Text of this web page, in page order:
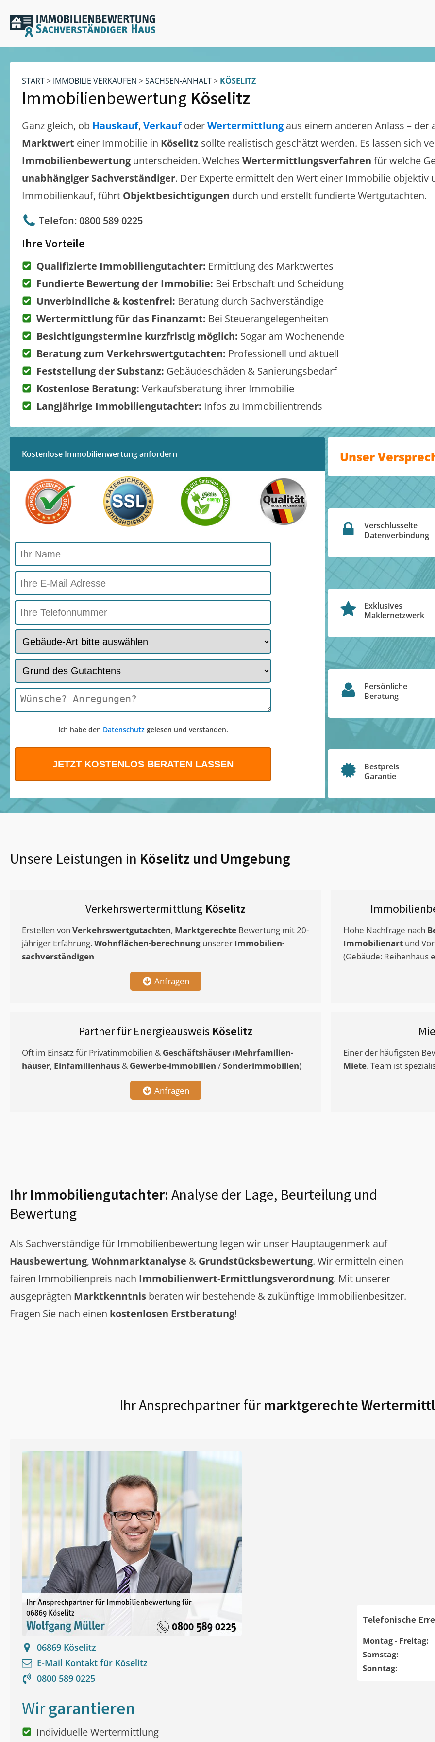
START> IMMOBILIE VERKAUFEN >SACHSEN-ANHALT> KÖSELITZ
Immobilienbewertung Köselitz
Ganz gleich, ob Hauskauf, VerkaufoderWertermittlung aus einem anderen Anlass – der
Marktwert einer Immobilie in Köselitz sollte realistisch geschätzt werden. Es lassen sich
Immobilienbewertung unterscheiden. Welches Wertermittlungsverfahren für welche
unabhängiger Sachverständiger. Der Experte ermittelt den Wert einer Immobilie objektiv
Immobilienkauf, führt Objektbesichtigungen durch und erstellt fundierte Wertgutachten.
Telefon: 0800 589 0225
Ihre Vorteile
Qualifizierte Immobiliengutachter: Ermittlung des Marktwertes
Fundierte Bewertung der Immobilie: Bei Erbschaft und Scheidung
Unverbindliche & kostenfrei: Beratung durch Sachverständige
Wertermittlung für das Finanzamt: Bei Steuerangelegenheiten
Besichtigungstermine kurzfristig möglich: Sogar am Wochenende
Beratung zum Verkehrswertgutachten: Professionell und aktuell
Feststellung der Substanz: Gebäudeschäden & Sanierungsbedarf
Kostenlose Beratung: Verkaufsberatung ihrer Immobilie
Langjährige Immobiliengutachter: Infos zu Immobilientrends
Kostenlose Immobilienwertung anfordern
Ich habe den Datenschutzgelesen und verstanden.
Unser
Verschlüsselte
Datenverbindung
Exklusives
Maklernetzwerk
Persönliche
Beratung
Bestpreis
Garantie
Unsere Leistungen in Köselitz und Umgebung
Verkehrswertermittlung Köselitz
Erstellen von Verkehrswertgutachten, Marktgerechte Bewertung mit 20-
jähriger Erfahrung. Wohnflächen-berechnung unserer Immobilien-
sachverständigen
Anfragen
Hohe Nachfrage nach
Immobilienart und
(Gebäude: Reihenhaus
Partner für Energieausweis Köselitz
Oft im Einsatz für Privatimmobilien & Geschäftshäuser(Mehrfamilien-
häuser, Einfamilienhaus & Gewerbe-immobilien /Sonderimmobilien)
Anfragen
Einer der häufigsten
Miete. Team ist
Ihr Immobiliengutachter: Analyse der Lage, Beurteilung und
Bewertung
Als Sachverständige für Immobilienbewertung legen wir unser Hauptaugenmerk auf
Hausbewertung, Wohnmarktanalyse & Grundstücksbewertung. Wir ermitteln einen
fairen Immobilienpreis nach Immobilienwert-Ermittlungsverordnung. Mit unserer
ausgeprägten Marktkenntnis beraten wir bestehende & zukünftige Immobilienbesitzer.
Fragen Sie nach einen kostenlosen Erstberatung!
Ihr Ansprechpartner fürmarktgerechte
06869 Köselitz
E-Mail Kontakt für Köselitz
0800 589 0225
Telefonische
Montag - Freitag:
Samstag:
Sonntag:
Wirgarantieren
Individuelle Wertermittlung